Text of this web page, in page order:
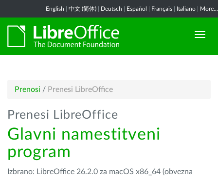
English 中文 (简体) Deutsch Español Français Italiano More...
Prenosi / Prenesi LibreOffice
Prenesi LibreOffice
Glavni namestitveni
program
Izbrano: LibreOffice 26.2.0 za macOS x86_64 (obvezna